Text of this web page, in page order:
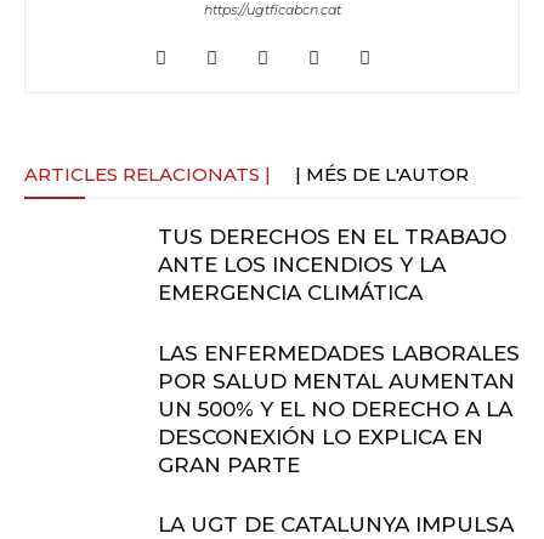
https://ugtficabcn.cat
ARTICLES RELACIONATS | | MÉS DE L'AUTOR
TUS DERECHOS EN EL TRABAJO
ANTE LOS INCENDIOS Y LA
EMERGENCIA CLIMÁTICA
LAS ENFERMEDADES LABORALES
POR SALUD MENTAL AUMENTAN
UN 500% Y EL NO DERECHO A LA
DESCONEXIÓN LO EXPLICA EN
GRAN PARTE
LA UGT DE CATALUNYA IMPULSA